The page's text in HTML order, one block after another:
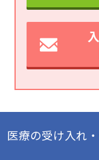
医療の受け入れ